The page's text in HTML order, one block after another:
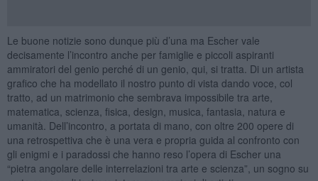
Le buone notizie sono dunque più d’una ma Escher vale
decisamente l’incontro anche per famiglie e piccoli aspiranti
ammiratori del genio perché di un genio, qui, si tratta. Di un artista
grafico che ha modellato il nostro punto di vista dando voce, col
tratto, ad un matrimonio che sembrava impossibile tra arte,
matematica, scienza, fisica, design, musica, fantasia, natura e
umanità. Dell’incontro, a portata di mano, con oltre 200 opere di
una retrospettiva che è una vera e propria guida al confronto con
gli enigmi e i paradossi che hanno reso l’opera di Escher una
“pietra angolare delle interrelazioni tra arte e scienza”, un sogno su